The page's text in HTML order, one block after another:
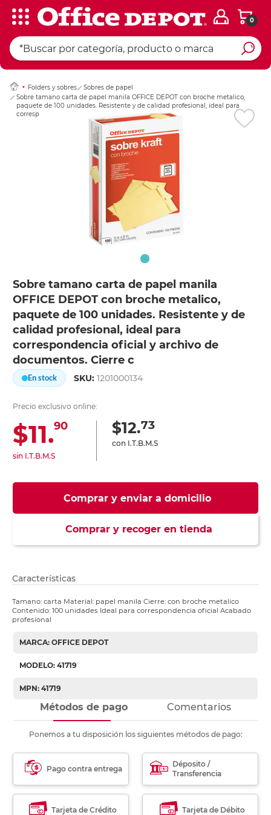
0
Folders y sobres
Sobres de papel
Sobre tamano carta de papel manila OFFICE DEPOT con broche metalico,
paquete de 100 unidades. Resistente y de calidad profesional, ideal para
correspondencia oficial y archivo de documentos. Cierre c
Sobre tamano carta de papel manila
OFFICE DEPOT con broche metalico,
paquete de 100 unidades. Resistente y de
calidad profesional, ideal para
correspondencia oficial y archivo de
documentos. Cierre c
En stock SKU:1201000134
Precio exclusivo online:
$11.90
sin I.T.B.M.S
$12.73
con I.T.B.M.S
Comprar y enviar a domicilio
Comprar y recoger en tienda
Ingresar Codigo
Características
Tamano: carta Material: papel manila Cierre: con broche metalico
Contenido: 100 unidades Ideal para correspondencia oficial Acabado
profesional
MARCA: OFFICE DEPOT
MODELO: 41719
MPN: 41719
Métodos de pago Comentarios
Ponemos a tu disposición los siguientes métodos de pago:
Pago contra entrega
Déposito /
Transferencia
Tarjeta de Crédito Tarjeta de Débito